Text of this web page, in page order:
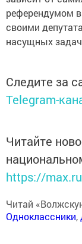
референдумом в
своими
насущных
Следите за
Telegram-
Читайте
https://
Читай
Одноклассники,